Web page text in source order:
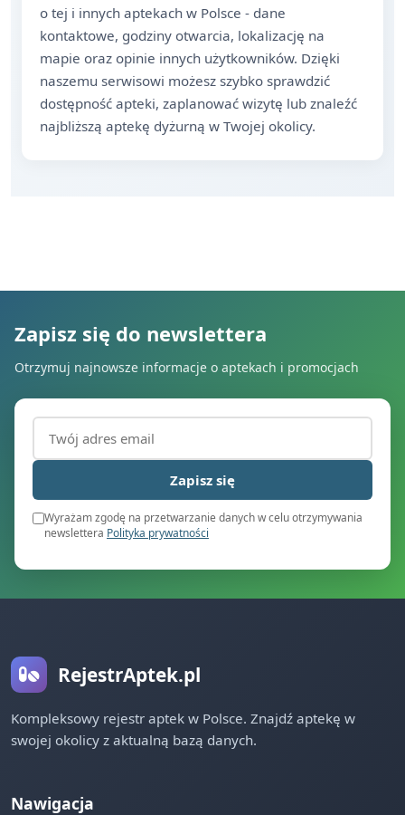
o tej i innych aptekach w Polsce - dane
kontaktowe, godziny otwarcia, lokalizację na
mapie oraz opinie innych użytkowników. Dzięki
naszemu serwisowi możesz szybko sprawdzić
dostępność apteki, zaplanować wizytę lub znaleźć
najbliższą aptekę dyżurną w Twojej okolicy.
Zapisz się do newslettera
Otrzymuj najnowsze informacje o aptekach i promocjach
Adres email (wymagany)
Zapisz się
Wyrażam zgodę na przetwarzanie danych w celu otrzymywania
newslettera Polityka prywatności
RejestrAptek.pl
Kompleksowy rejestr aptek w Polsce. Znajdź aptekę w
swojej okolicy z aktualną bazą danych.
Nawigacja